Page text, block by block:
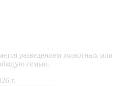
разведением животных или
семью.
г.